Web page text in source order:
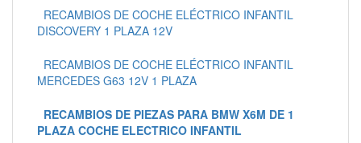
RECAMBIOS DE COCHE ELÉCTRICO INFANTIL
DISCOVERY 1 PLAZA 12V
RECAMBIOS DE COCHE ELÉCTRICO INFANTIL
MERCEDES G63 12V 1 PLAZA
RECAMBIOS DE PIEZAS PARA BMW X6M DE 1
PLAZA COCHE ELECTRICO INFANTIL